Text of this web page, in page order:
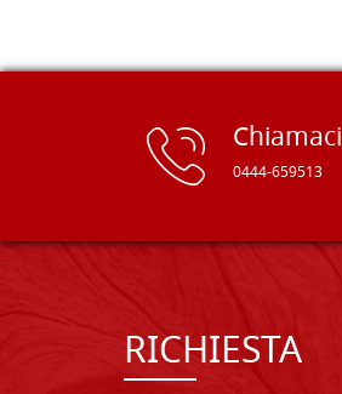
Chiamaci
0444-659513
RICHIESTA